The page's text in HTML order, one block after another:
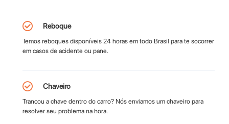
Reboque
Temos reboques disponíveis 24 horas em todo Brasil para te socorrer
em casos de acidente ou pane.
Chaveiro
Trancou a chave dentro do carro? Nós enviamos um chaveiro para
resolver seu problema na hora.